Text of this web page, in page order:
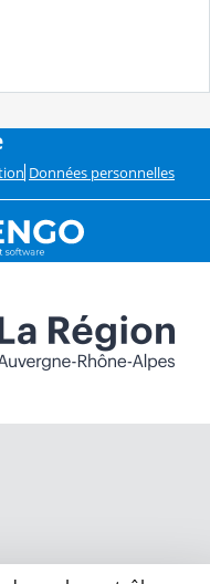
Données personnelles